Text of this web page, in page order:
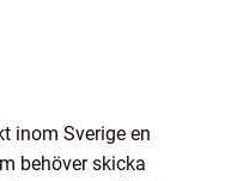
inom Sverige en
behöver skicka